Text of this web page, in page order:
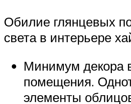
Обилие глянцевых
света в интерьере
Минимум декора
помещения.
элементы